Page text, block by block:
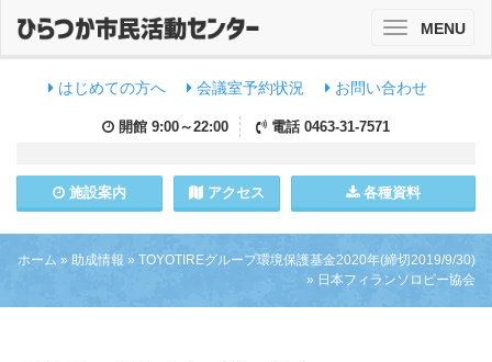
はじめての方へ 会議室予約状況 お問い合わせ
開館 9:00～22:00 電話 0463-31-7571
施設案内 アクセス 各種資料
ToggleMENU
ホーム » 助成情報 » TOYOTIREグループ環境保護基金2020年(締切2019/9/30)
» 日本フィランソロピー協会